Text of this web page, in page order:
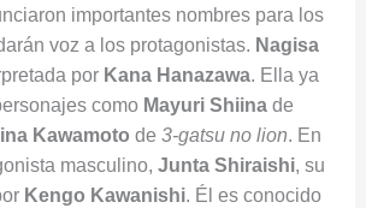
importantes nombres para los
voz a los protagonistas. Nagisa
por Kana Hanazawa. Ella ya
como Mayuri Shiinade
Kawamoto de 3-gatsu no lion. En
masculino, Junta Shiraishi, su
Kengo Kawanishi. Él es conocido